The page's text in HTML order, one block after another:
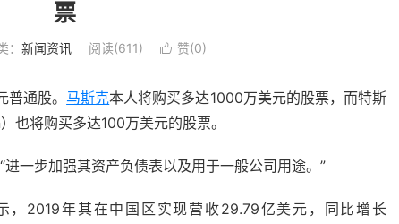
票
： 新闻资讯 阅读(611)  赞(0)
通股。 马斯克本人将购买多达1000万美元的股票，而特斯
也将购买多达100万美元的股票。
一步加强其资产负债表以及用于一般公司用途。”
，2019年其在中国区实现营收29.79亿美元，同比增长